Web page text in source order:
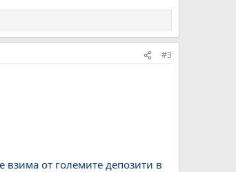
#3
взима от големите депозити в